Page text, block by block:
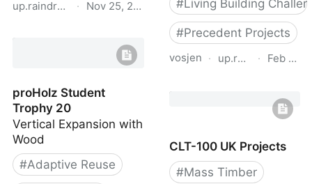
up.raindrop.io· Nov 25, 2023
proHolz Student
Trophy 20
Vertical Expansion with
Wood
#Adaptive Reuse
#Living Building
#Precedent Projects
vosjen · up.raindrop.io
· Feb 19,
CLT-100 UK Projects
#Mass Timber